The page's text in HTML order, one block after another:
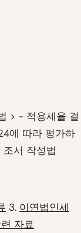
> - 적용세율 결
에 따라 평가하
서 작성법
3. 이연법인세
자료